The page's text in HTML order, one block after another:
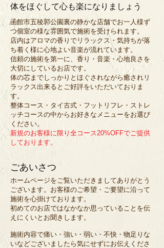
体をほぐして心も楽になりましょう
函館市五稜郭公園裏の静かな店舗でお一人様ず
つ個室の様な雰囲気で施術を受けられます。
店内はアロマの香りでリラックス・気持ちが落
ち着く様に心地よい音楽が流れています。
信頼の施術を第一に、香り・音楽・心地良さを
大切にしているお店です。
体の芯までしっかりとほぐされながら癒されリ
ラックス出来るとご好評をいただいておりま
す。
整体コース・タイ古式・フットリフレ・ストレ
ッチコースの中からお好きなメニューをお選び
ください。
新規のお客様に限り全コース20%OFFでご提供
しております。
ごあいさつ
ホームページをご覧いただきましてありがとう
ございます。お客様のご希望・ご要望に沿って
施術を心掛けております。
初めてのお店ではなかなか思っていることを伝
えにくいとお聞きします。
施術内容で痛い・強い・弱い・不快・物足りな
いなどございましたら気にせずにお伝えくださ